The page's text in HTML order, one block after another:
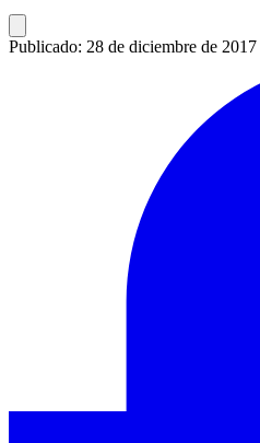
Publicado: 28 de diciembre de 2017